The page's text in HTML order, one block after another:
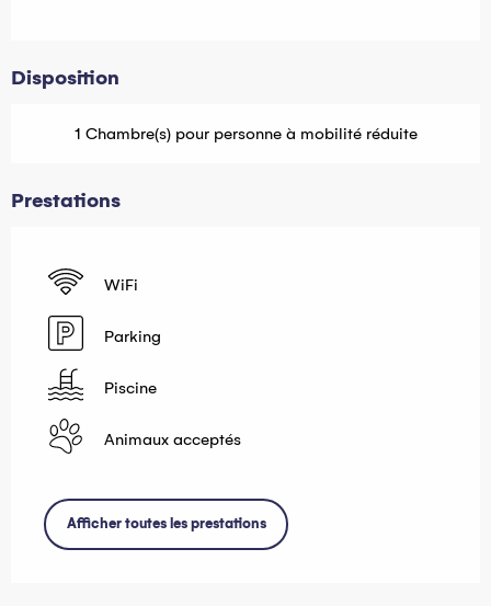
Disposition
1 Chambre(s) pour personne à mobilité réduite
Prestations
WiFi
Parking
Piscine
Animaux acceptés
Afficher toutes les prestations